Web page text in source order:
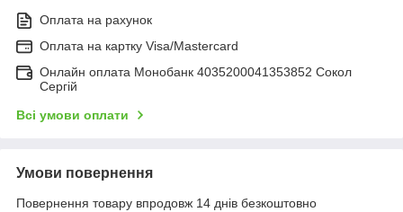
Оплата на рахунок
Оплата на картку Visa/Mastercard
Онлайн оплата Монобанк 4035200041353852 Сокол
Сергій
Всі умови оплати
Умови повернення
Повернення товару впродовж 14 днів безкоштовно